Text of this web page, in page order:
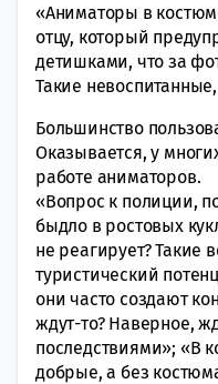
«Аниматоры в
отцу, который
детишками, что за
Такие
Большинство
Оказывается, у
работе аниматоров.
«Вопрос к полиции,
быдло в ростовых
не реагирует? Такие
туристический
они часто создают
ждут-то? Наверное,
последствиями»; «В
добрые, а без